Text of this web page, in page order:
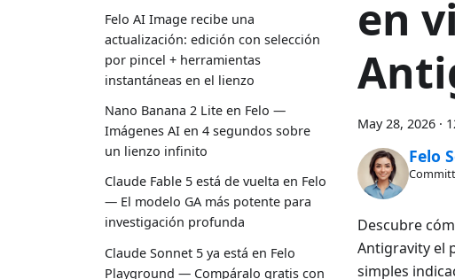
Felo AI Image recibe una
actualización: edición con selección
por pincel + herramientas
instantáneas en el lienzo
Nano Banana 2 Lite en Felo —
Imágenes AI en 4 segundos sobre
un lienzo infinito
Claude Fable 5 está de vuelta en Felo
— El modelo GA más potente para
investigación profunda
Claude Sonnet 5 ya está en Felo
Playground — Compáralo gratis con
en
May 28, 2026 ·
Felo
Descubre
Antigravity el
simples